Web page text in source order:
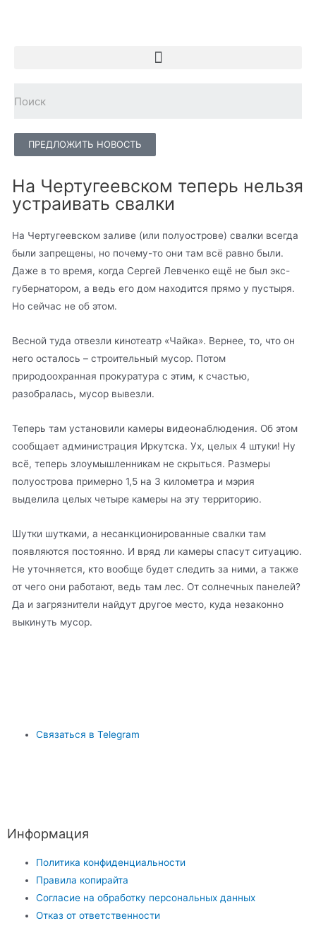
ПРЕДЛОЖИТЬ НОВОСТЬ
На Чертугеевском теперь нельзя
устраивать свалки
На Чертугеевском заливе (или полуострове) свалки всегда
были запрещены, но почему-то они там всё равно были.
Даже в то время, когда Сергей Левченко ещё не был экс-
губернатором, а ведь его дом находится прямо у пустыря.
Но сейчас не об этом.
Весной туда отвезли кинотеатр «Чайка». Вернее, то, что он
него осталось – строительный мусор. Потом
природоохранная прокуратура с этим, к счастью,
разобралась, мусор вывезли.
Теперь там установили камеры видеонаблюдения. Об этом
сообщает администрация Иркутска. Ух, целых 4 штуки! Ну
всё, теперь злоумышленникам не скрыться. Размеры
полуострова примерно 1,5 на 3 километра и мэрия
выделила целых четыре камеры на эту территорию.
Шутки шутками, а несанкционированные свалки там
появляются постоянно. И вряд ли камеры спасут ситуацию.
Не уточняется, кто вообще будет следить за ними, а также
от чего они работают, ведь там лес. От солнечных панелей?
Да и загрязнители найдут другое место, куда незаконно
выкинуть мусор.
Связаться в Telegram
Информация
Политика конфиденциальности
Правила копирайта
Согласие на обработку персональных данных
Отказ от ответственности